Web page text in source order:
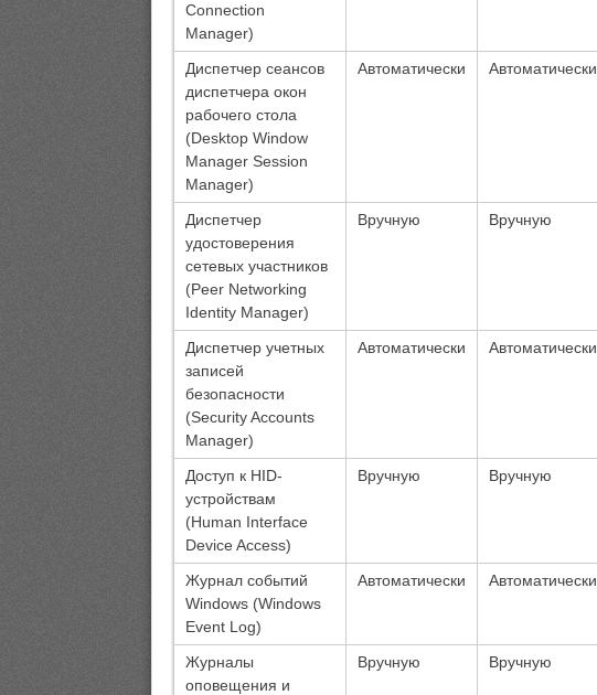
Connection
Manager)
Диспетчер сеансов
диспетчера окон
рабочего стола
(Desktop Window
Manager Session
Manager)
Автоматически Автоматически
Диспетчер
удостоверения
сетевых участников
(Peer Networking
Identity Manager)
Вручную Вручную
Диспетчер учетных
записей
безопасности
(Security Accounts
Manager)
Автоматически Автоматически
Доступ к HID-
устройствам
(Human Interface
Device Access)
Вручную Вручную
Журнал событий
Windows (Windows
Event Log)
Автоматически Автоматически
Журналы
оповещения и
Вручную Вручную